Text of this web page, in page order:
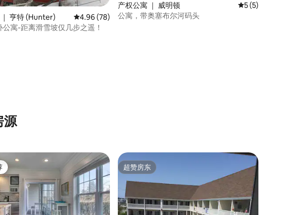
分），共 142 条评价
亨特 (Hunter) 平均评分 4.96 分（满分 5 分），共 78 条评价
4.96 (78)
公寓-距离滑雪坡仅几步之遥！
产权公寓 ｜ 威明顿 平均评分 5 分（
5 (5)
公寓，带奥塞布尔河码头
源
超赞房东
超赞房东